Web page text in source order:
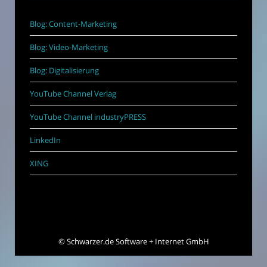
Blog: Content-Marketing
Blog: Video-Marketing
Blog: Digitalisierung
YouTube Channel Verlag
YouTube Channel industryPRESS
LinkedIn
XING
©Schwarzer.de Software + Internet GmbH